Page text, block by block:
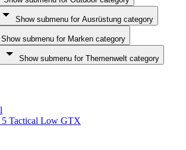
Show submenu for Ausrüstung category
Show submenu for Marken category
Show submenu for Themenwelt category
Tactical Low GTX